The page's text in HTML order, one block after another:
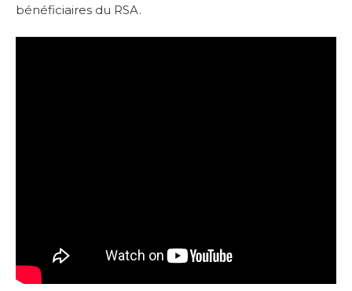
bénéficiaires du RSA.